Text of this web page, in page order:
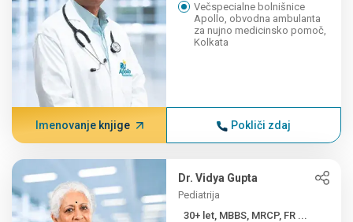
Večspecialne bolnišnice
Apollo, obvodna ambulanta
za nujno medicinsko pomoč,
Kolkata
Imenovanje knjige Pokliči zdaj
Dr. Vidya Gupta
Pediatrija
30+ let, MBBS, MRCP, FR ...